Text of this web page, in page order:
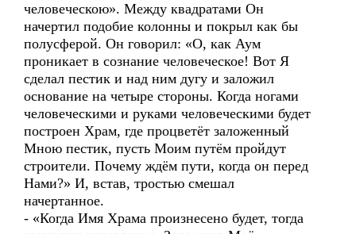
человеческою». Между квадратами Он
начертил подобие колонны и покрыл как бы
полусферой. Он говорил: «О, как Аум
проникает в сознание человеческое! Вот Я
сделал пестик и над ним дугу и заложил
основание на четыре стороны. Когда ногами
человеческими и руками человеческими будет
построен Храм, где процветёт заложенный
Мною пестик, пусть Моим путём пройдут
строители. Почему ждём пути, когда он перед
Нами?» И, встав, тростью смешал
начертанное.
- «Когда Имя Храма произнесено будет, тогда